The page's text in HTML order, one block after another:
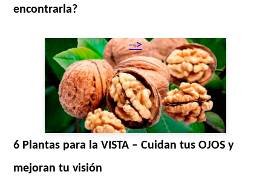
encontrarla?
-->
6 Plantas para la VISTA – Cuidan tus OJOS y
mejoran tu visión